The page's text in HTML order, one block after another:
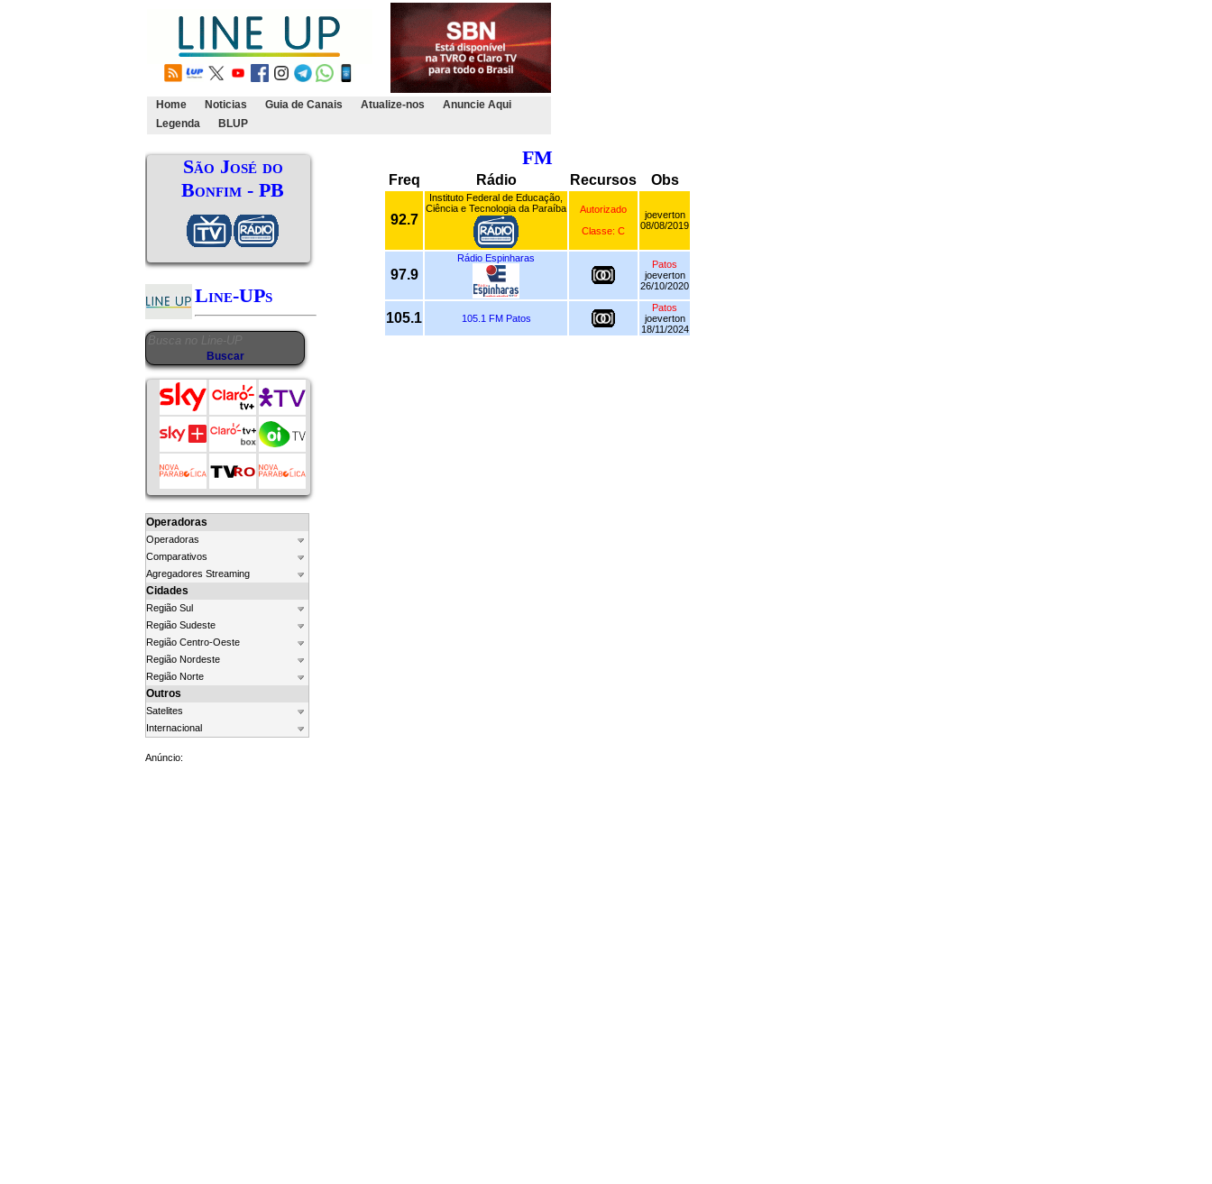
Home Noticias Guia de Canais Atualize-nos
Anuncie Aqui
Legenda
BLUP
São José do
Bonfim - PB
Line-UPs
Operadoras
Operadoras
Comparativos
Agregadores Streaming
Cidades
Região Sul
Região Sudeste
Região Centro-Oeste
Região Nordeste
Região Norte
Outros
Satelites
Internacional
Anúncio:
FM
Freq Rádio Recursos Obs
92.7
Instituto Federal de Educação,
Ciência e Tecnologia da Paraíba
Autorizado
Classe: C
joeverton
08/08/2019
97.9
Rádio Espinharas
Patos
joeverton
26/10/2020
105.1 105.1 FM Patos
Patos
joeverton
18/11/2024